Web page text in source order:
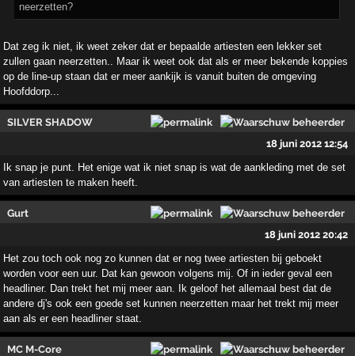
neerzetten?
Dat zeg ik niet, ik weet zeker dat er bepaalde artiesten een lekker set
zullen gaan neerzetten.. Maar ik weet ook dat als er meer bekende koppies
op de line-up staan dat er meer aankijk is vanuit buiten de omgeving
Hoofddorp...
SILVER SHADOW
18 juni 2012 12:54
Ik snap je punt. Het enige wat ik niet snap is wat de aankleding met de set
van artiesten te maken heeft.
Gurt
18 juni 2012 20:42
Het zou toch ook nog zo kunnen dat er nog twee artiesten bij geboekt
worden voor een uur. Dat kan gewoon volgens mij. Of in ieder geval een
headliner. Dan trekt het mij meer aan. Ik geloof het allemaal best dat de
andere dj's ook een goede set kunnen neerzetten maar het trekt mij meer
aan als er een headliner staat.
MC M-Core